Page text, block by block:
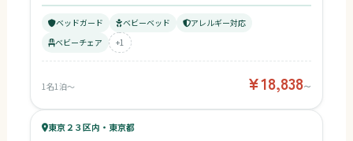
ベッドガード ベビーベッド
アレルギー対応
ベビーチェア
+1
1名1泊〜 ¥18,838〜
50ベビー
51キッズ
東京２３区内・東京都